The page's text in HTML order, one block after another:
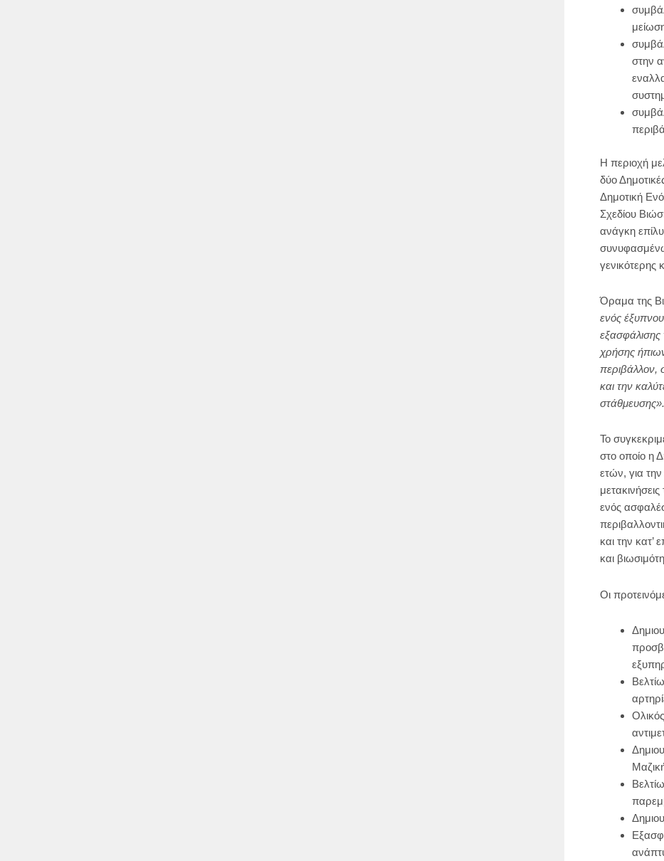
στην
Η περιοχή
δύο
Δημοτική
Σχεδίου
ανάγκη
Όραμα της
ενός
χρήσης
περιβάλλον,
και την
στάθμευσης».
Το
στο οποίο η
ετών, για
ενός
και την κατ’
και
Οι